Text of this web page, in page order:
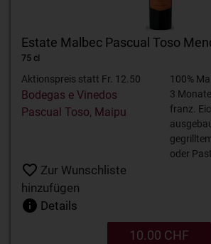
Estate Malbec Pascual Toso
75 cl
Aktionspreis statt Fr. 12.50
Bodegas e Vinedos
Pascual Toso, Maipu
100%
3
franz.
oder
Zur Wunschliste
hinzufügen
Details
10.00 CHF